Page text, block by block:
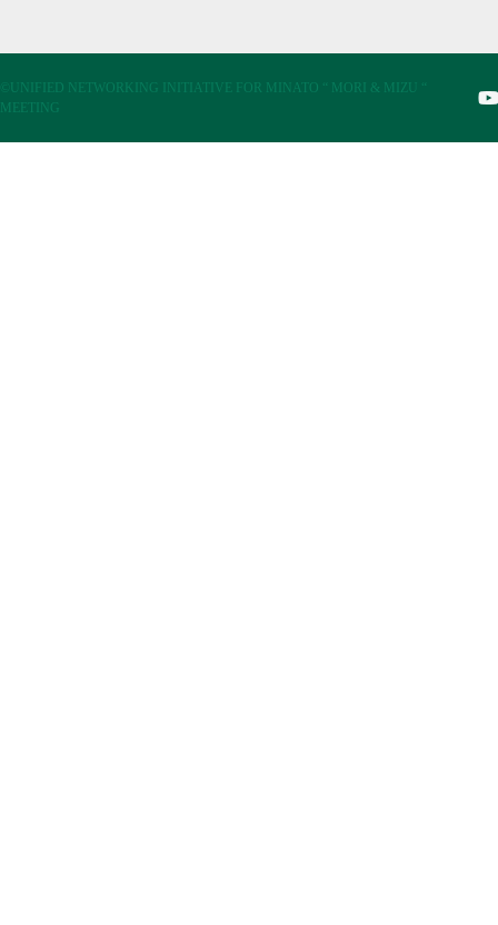
©UNIFIED NETWORKING INITIATIVE FOR MINATO “ MORI & MIZU “
MEETING